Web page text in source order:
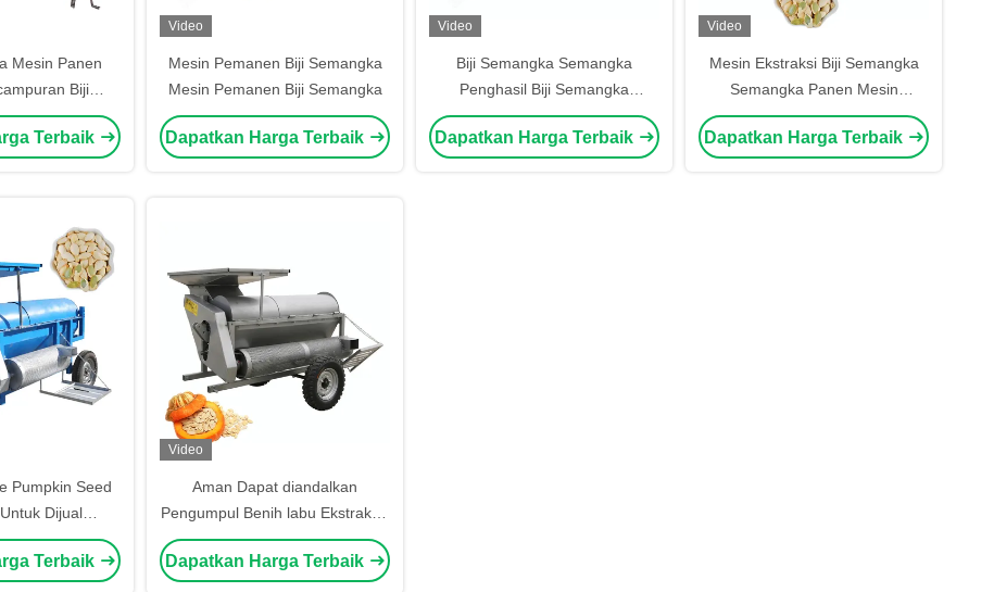
Mesin Panen
Biji
Panen
Terbaik
Video
Mesin Pemanen Biji Semangka
Mesin Pemanen Biji Semangka
Dapatkan Harga Terbaik
Video
Biji Semangka Semangka
Penghasil Biji Semangka
Penghasil Biji Semangka
Dapatkan Harga Terbaik
Video
Mesin Ekstraksi Biji Semangka
Semangka Panen Mesin
Ekstraksi
Dapatkan Harga Terbaik
Pumpkin Seed
Dijual
Mesin
Menghilangkan
Terbaik
Video
Aman Dapat diandalkan
Pengumpul Benih labu Ekstraktor
Mesin Pemisahan Benih labu
200kg/H-500kg/H
Dapatkan Harga Terbaik